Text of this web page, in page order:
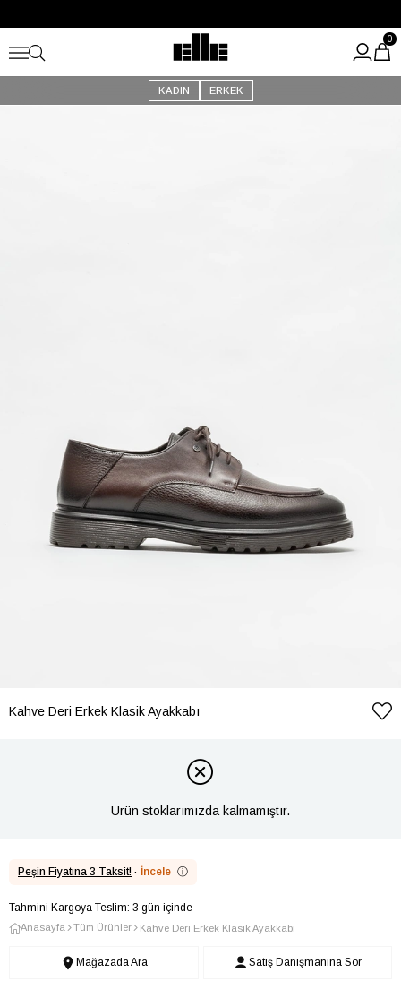
Kargo Ücretsiz!
KADIN ERKEK
0
Kahve Deri Erkek Klasik Ayakkabı
Ürün stoklarımızda kalmamıştır.
Peşin Fiyatına 3 Taksit! · İncele ⓘ
Tahmini Kargoya Teslim: 3 gün içinde
Anasayfa Tüm Ürünler Kahve Deri Erkek Klasik Ayakkabı
Mağazada Ara Satış Danışmanına Sor